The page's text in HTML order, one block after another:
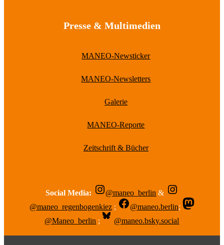
Presse & Multimedien
MANEO-Newsticker
MANEO-Newsletters
Galerie
MANEO-Reporte
Zeitschrift & Bücher
Social Media: @maneo_berlin &
@maneo_regenbogenkiez ; @maneo.berlin;
@Maneo_berlin ; @maneo.bsky.social